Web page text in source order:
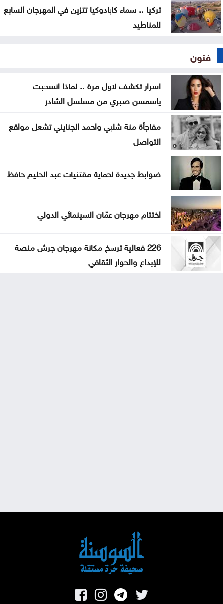
تركيا .. سماء كابادوكيا تتزين في المهرجان السابع
للمناطيد
فنون
اسرار تكشف لاول مرة .. لماذا انسحبت
ياسمسن صبري من مسلسل الشادر
مفاجأة منة شلبي واحمد الجنايني تشعل مواقع
التواصل
ضوابط جديدة لحماية مقتنيات عبد الحليم حافظ
اختتام مهرجان عمّان السينمائي الدولي
226 فعالية ترسخ مكانة مهرجان جرش منصة
للإبداع والحوار الثقافي